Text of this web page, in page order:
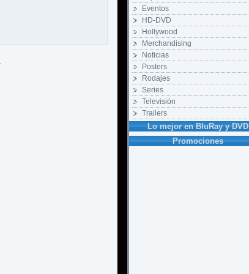
Eventos
HD-DVD
Hollywood
Merchandising
Noticias
Posters
Rodajes
Series
Televisión
Trailers
Lo mejor en BluRay y DVD
Promociones